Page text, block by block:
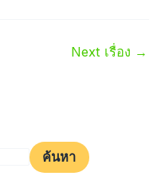
Next เรื่อง →
ค้นหา